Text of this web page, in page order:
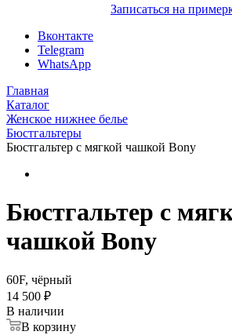
Записаться на
Вконтакте
Telegram
WhatsApp
Главная
Каталог
Женское нижнее белье
Бюстгальтеры
Бюстгальтер с мягкой чашкой Bony
Бюстгальтер с
чашкой Bony
60F, чёрный
14 500 ₽
В наличии
В корзину